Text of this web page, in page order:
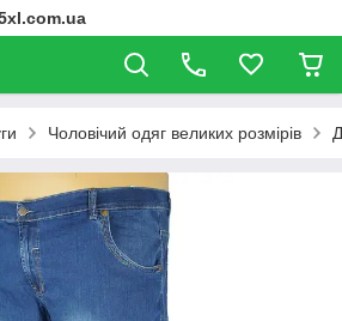
Чоловічий одяг великих розмірів